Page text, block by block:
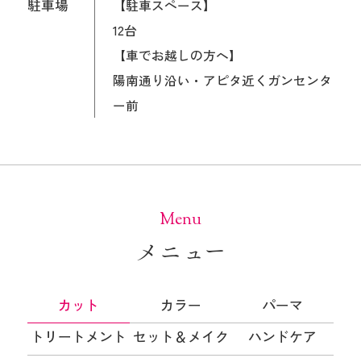
駐車場
【駐車スペース】
12台
【車でお越しの方へ】
陽南通り沿い・アピタ近くガンセンタ
ー前
Menu
メニュー
カット カラー
パーマ
トリートメント セット＆メイク ハンドケア
部長
鈴木純子